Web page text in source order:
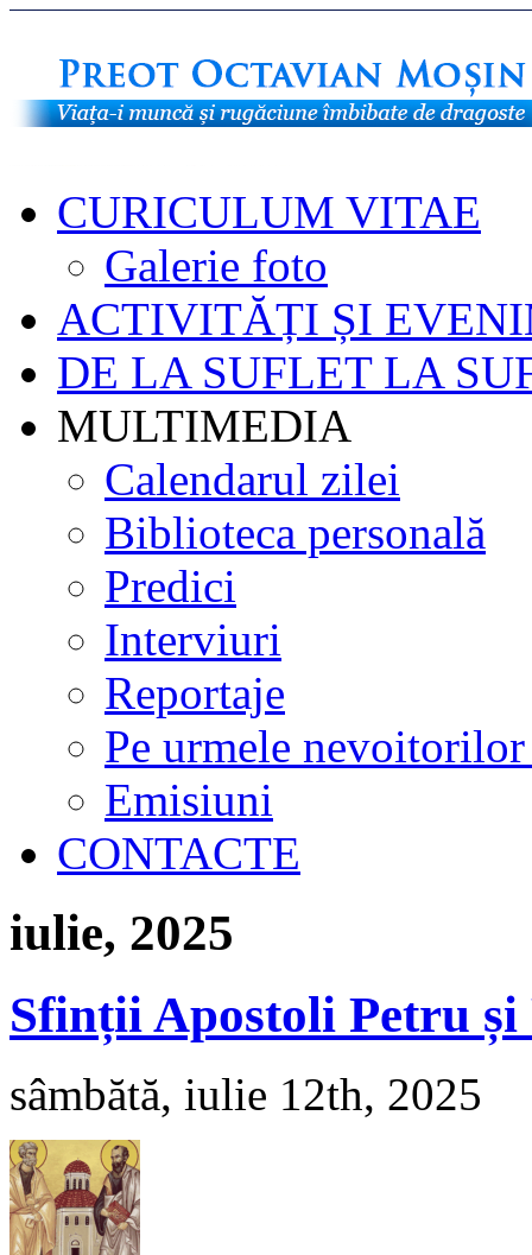
CURICULUM VITAE
Galerie foto
ACTIVITĂȚI ȘI
DE LA SUFLET LA
MULTIMEDIA
Calendarul zilei
Biblioteca personală
Predici
Interviuri
Reportaje
Pe urmele nevoitorilor
Emisiuni
CONTACTE
iulie, 2025
Sfinții Apostoli Petru și
sâmbătă, iulie 12th, 2025